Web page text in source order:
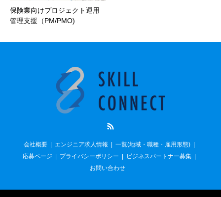
保険業向けプロジェクト運用
管理支援（PM/PMO)
会社概要 エンジニア求人情報
一覧(地域・職種・雇用形態)
応募ページ
プライバシーポリシー
ビジネスパートナー募集
お問い合わせ